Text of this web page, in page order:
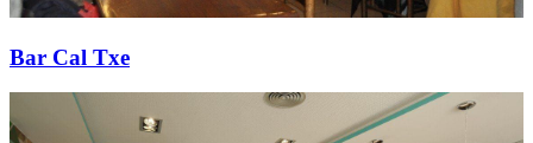
Bar Cal Txe